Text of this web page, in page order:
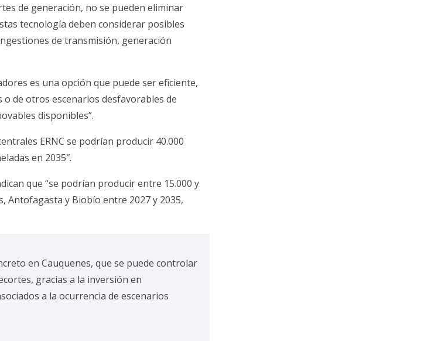
de generación, no se pueden eliminar
tecnología deben considerar posibles
de transmisión, generación
es una opción que puede ser eficiente,
de otros escenarios desfavorables de
disponibles”.
ERNC se podrían producir 40.000
en 2035″.
que “se podrían producir entre 15.000 y
Antofagasta y Biobío entre 2027 y 2035,
en Cauquenes, que se puede controlar
gracias a la inversión en
a la ocurrencia de escenarios